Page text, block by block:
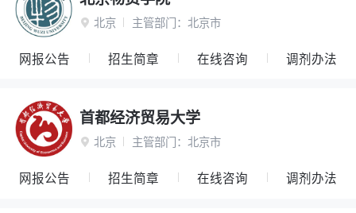
 北京 主管部门： 北京市
网报公告 招生简章 在线咨询 调剂办法
首都经济贸易大学
 北京 主管部门： 北京市
网报公告 招生简章 在线咨询 调剂办法